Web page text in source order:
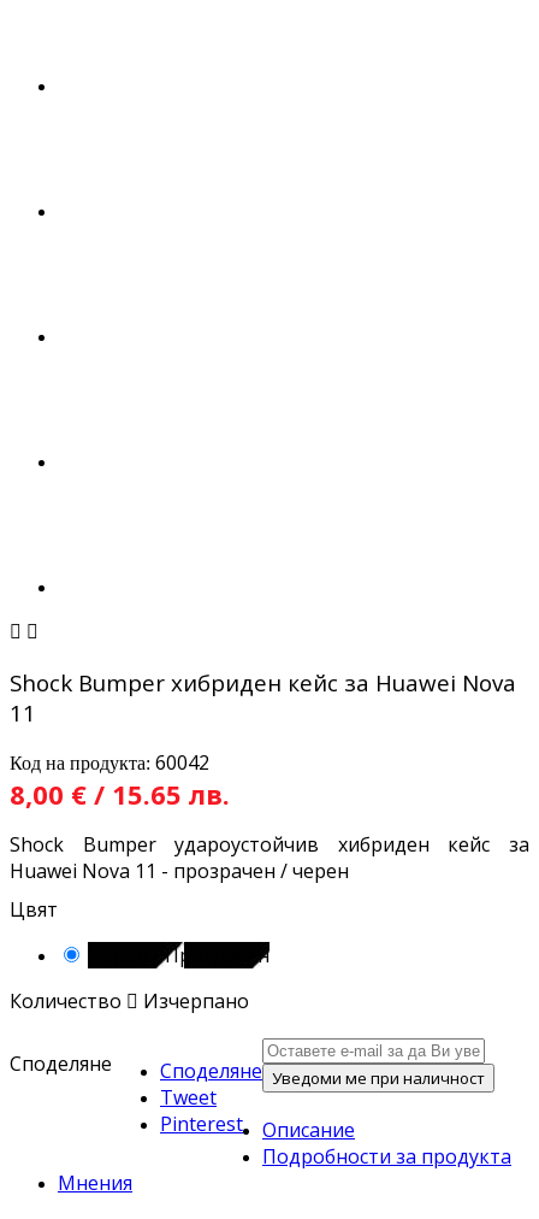
 
Shock Bumper хибриден кейс за Huawei Nova
11
Код на продукта: 60042
8,00 € / 15.65 лв.
Shock Bumper удароустойчив хибриден кейс за
Huawei Nova 11 - прозрачен / черен
Цвят
Черен / Прозрачен
Количество  Изчерпано
Споделяне
Споделяне
Tweet
Pinterest
Уведоми ме при наличност
Описание
Подробности за продукта
Мнения